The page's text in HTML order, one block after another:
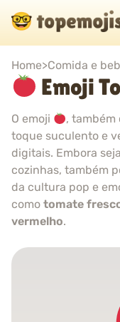
Home>Comida e
Emoji
O emoji
, também
toque suculento e
digitais. Embora
cozinhas, também
da cultura pop e
como tomate
vermelho.